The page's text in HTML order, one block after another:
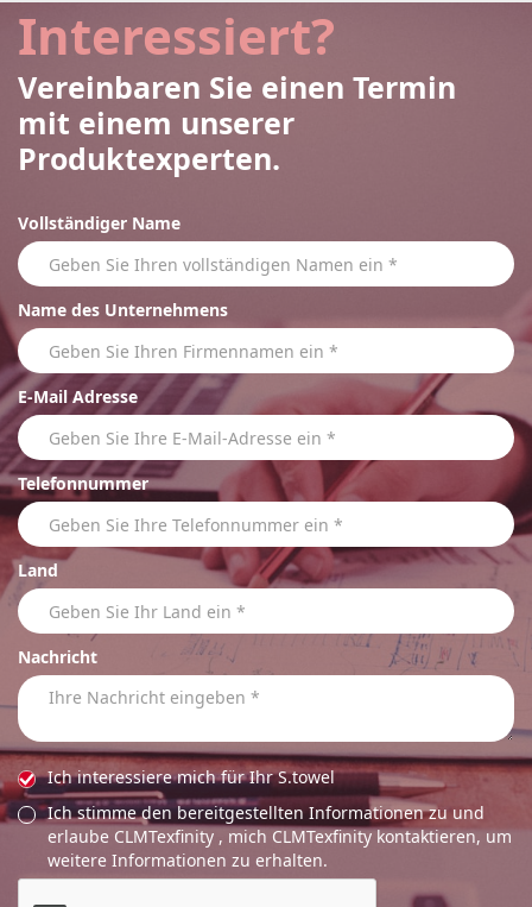
Interessiert?
Vereinbaren Sie einen Termin
mit einem unserer
Produktexperten.
Vollständiger Name
Name des Unternehmens
E-Mail Adresse
Telefonnummer
Land
Nachricht
Ich interessiere mich für Ihr S.towel
Ich stimme den bereitgestellten Informationen zu und
erlaube CLMTexfinity , mich CLMTexfinity kontaktieren, um
weitere Informationen zu erhalten.